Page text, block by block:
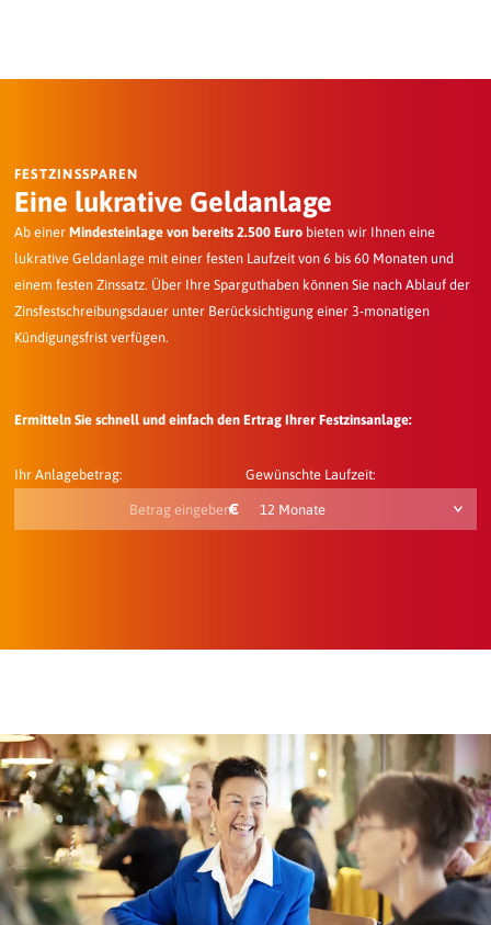
FESTZINSSPAREN
Eine lukrative Geldanlage
Ab einer Mindesteinlage von bereits 2.500 Eurobieten wir Ihnen eine
lukrative Geldanlage mit einer festen Laufzeit von 6 bis 60 Monaten und
einem festen Zinssatz. Über Ihre Sparguthaben können Sie nach Ablauf der
Zinsfestschreibungsdauer unter Berücksichtigung einer 3-monatigen
Kündigungsfrist verfügen.
Ermitteln Sie schnell und einfach den Ertrag Ihrer Festzinsanlage:
Ihr Anlagebetrag: Gewünschte Laufzeit: